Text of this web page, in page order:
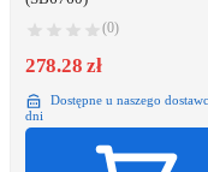
(0)
278.28 zł
Dostępne u naszego
dni